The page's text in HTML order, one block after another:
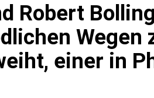
Robert
Wegen
einer in